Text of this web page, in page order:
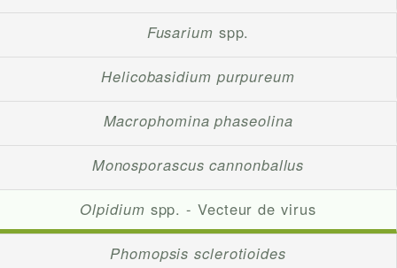
Fusarium spp.
Helicobasidium purpureum
Macrophomina phaseolina
Monosporascus cannonballus
Olpidium spp. - Vecteur de virus
Phomopsis sclerotioides